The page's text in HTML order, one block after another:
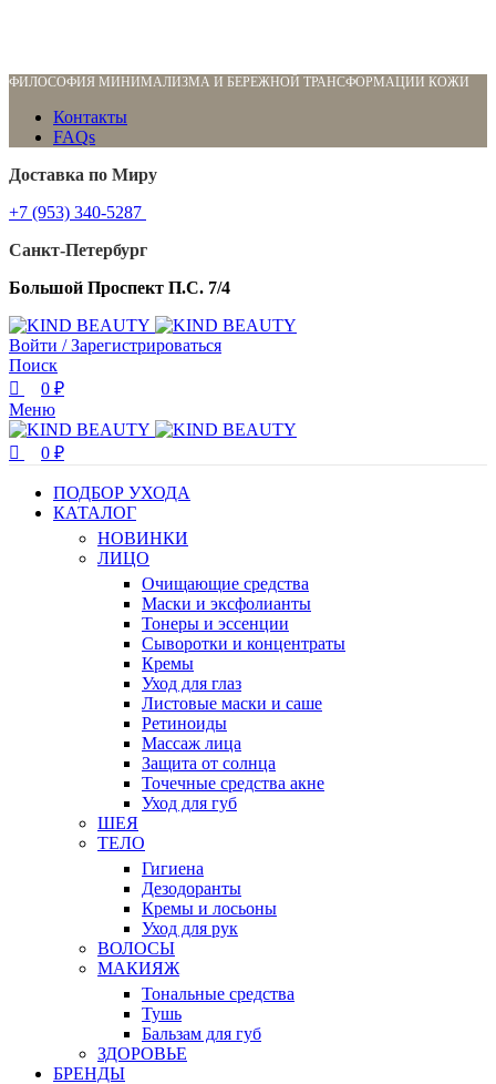
ФИЛОСОФИЯ МИНИМАЛИЗМА И БЕРЕЖНОЙ ТРАНСФОРМАЦИИ КОЖИ
Контакты
FAQs
Доставка по Миру
+7 (953) 340-5287
Санкт-Петербург
Большой Проспект П.С. 7/4
Войти / Зарегистрироваться
Поиск
0 ₽
Меню
0 ₽
ПОДБОР УХОДА
КАТАЛОГ
НОВИНКИ
ЛИЦО
Очищающие средства
Маски и эксфолианты
Тонеры и эссенции
Сыворотки и концентраты
Кремы
Уход для глаз
Листовые маски и саше
Ретиноиды
Массаж лица
Защита от солнца
Точечные средства акне
Уход для губ
ШЕЯ
ТЕЛО
Гигиена
Дезодоранты
Кремы и лосьоны
Уход для рук
ВОЛОСЫ
МАКИЯЖ
Тональные средства
Тушь
Бальзам для губ
ЗДОРОВЬЕ
БРЕНДЫ